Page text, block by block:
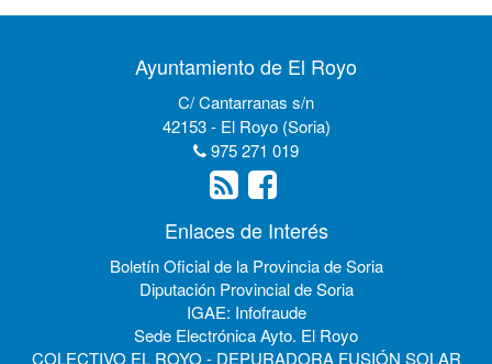
Ayuntamiento de El Royo
C/ Cantarranas s/n
42153 - El Royo (Soria)
975 271 019
Enlaces de Interés
Boletín Oficial de la Provincia de Soria
Diputación Provincial de Soria
IGAE: Infofraude
Sede Electrónica Ayto. El Royo
COLECTIVO EL ROYO - DEPURADORA FUSIÓN SOLAR